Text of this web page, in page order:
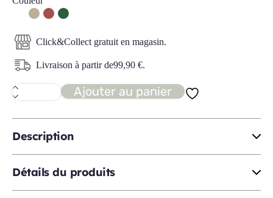
Click&Collect gratuit en magasin.
Livraison à partir de99,90 €.
quantité
de
Canapé
3
places
Ajouter au panier
Description
Détails du produits